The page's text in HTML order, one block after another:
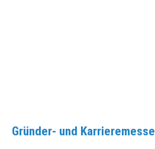
Gründer- und Karrieremesse